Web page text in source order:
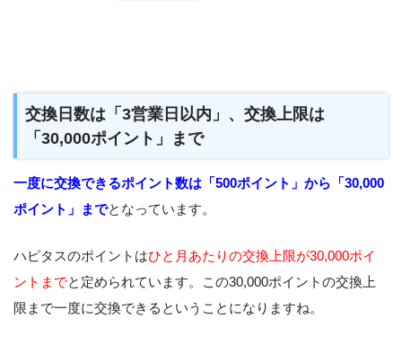
交換日数は「3営業日以内」、交換上限は
「30,000ポイント」まで
一度に交換できるポイント数は「500ポイント」から「30,000
ポイント」までとなっています。
ハピタスのポイントはひと月あたりの交換上限が30,000ポイ
ントまでと定められています。この30,000ポイントの交換上
限まで一度に交換できるということになりますね。